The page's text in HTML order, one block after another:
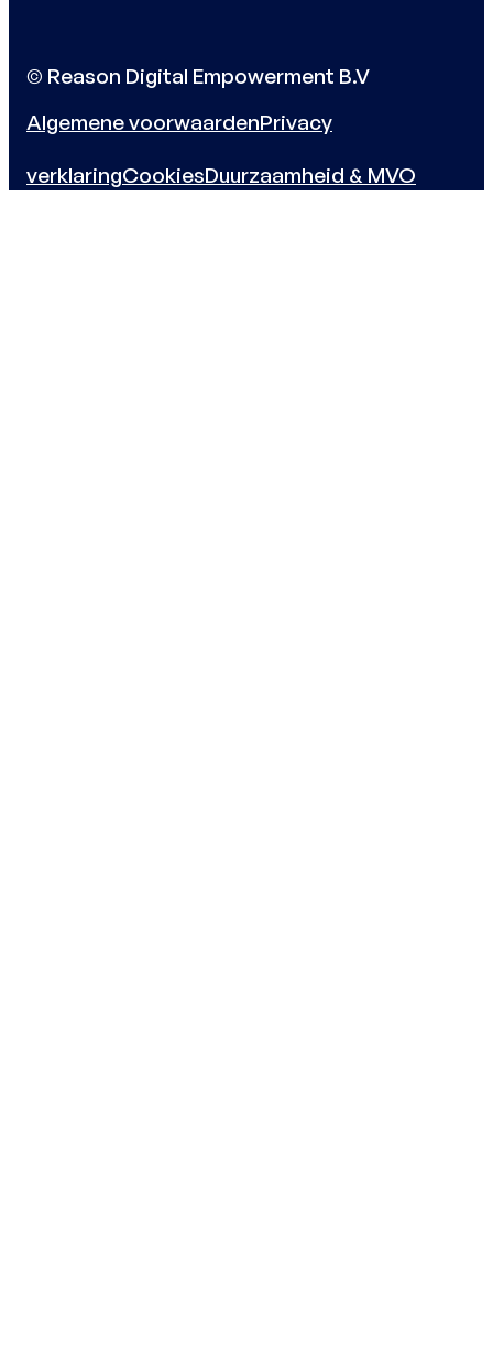
© Reason Digital Empowerment B.V
Algemene voorwaardenPrivacy
verklaringCookiesDuurzaamheid & MVO